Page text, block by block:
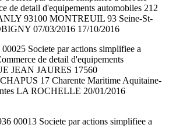
de detail d'equipements automobiles 212
93100 MONTREUIL 93 Seine-St-
07/03/2016 17/10/2016
Societe par actions simplifiee a
de detail d'equipements
JEAN JAURES 17560
17 Charente Maritime Aquitaine-
LA ROCHELLE 20/01/2016
00013 Societe par actions simplifiee a